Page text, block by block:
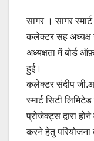
सागर । सागर
कलेक्टर सह अध्यक्ष
अध्यक्षता में बोर्ड
हुई।
कलेक्टर संदीप
स्मार्ट सिटी
प्रोजेक्ट्स द्वारा
करने हेतु